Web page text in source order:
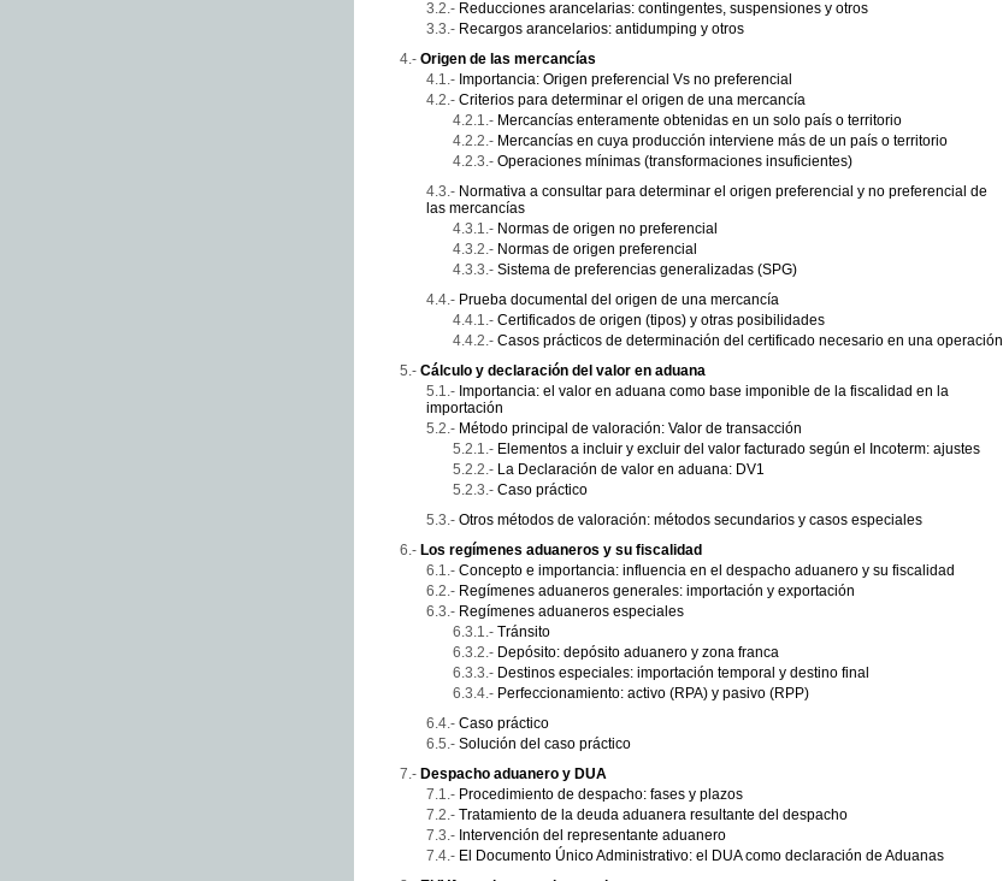
Reducciones arancelarias: contingentes, suspensiones y otros
Recargos arancelarios: antidumping y otros
Origen de las mercancías
Importancia: Origen preferencial Vs no preferencial
Criterios para determinar el origen de una mercancía
Mercancías enteramente obtenidas en un solo país o territorio
Mercancías en cuya producción interviene más de un país o territorio
Operaciones mínimas (transformaciones insuficientes)
Normativa a consultar para determinar el origen preferencial y no preferencial de
las mercancías
Normas de origen no preferencial
Normas de origen preferencial
Sistema de preferencias generalizadas (SPG)
Prueba documental del origen de una mercancía
Certificados de origen (tipos) y otras posibilidades
Casos prácticos de determinación del certificado necesario en una operación
Cálculo y declaración del valor en aduana
Importancia: el valor en aduana como base imponible de la fiscalidad en la
importación
Método principal de valoración: Valor de transacción
Elementos a incluir y excluir del valor facturado según el Incoterm: ajustes
La Declaración de valor en aduana: DV1
Caso práctico
Otros métodos de valoración: métodos secundarios y casos especiales
Los regímenes aduaneros y su fiscalidad
Concepto e importancia: influencia en el despacho aduanero y su fiscalidad
Regímenes aduaneros generales: importación y exportación
Regímenes aduaneros especiales
Tránsito
Depósito: depósito aduanero y zona franca
Destinos especiales: importación temporal y destino final
Perfeccionamiento: activo (RPA) y pasivo (RPP)
Caso práctico
Solución del caso práctico
Despacho aduanero y DUA
Procedimiento de despacho: fases y plazos
Tratamiento de la deuda aduanera resultante del despacho
Intervención del representante aduanero
El Documento Único Administrativo: el DUA como declaración de Aduanas